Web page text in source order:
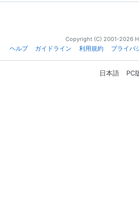
Copyright (C) 2001-2026
ヘルプ
ガイドライン 利用規約 プライバ
日本語 PC